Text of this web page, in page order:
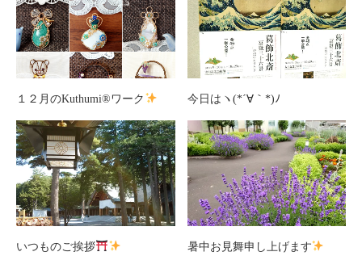
１２月のKuthumi®ワーク 今日はヽ(*´∀｀*)ﾉ
いつものご挨拶 暑中お見舞申し上げます